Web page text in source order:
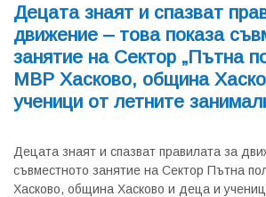
Децата знаят и спазват
движение – това показа
занятие на Сектор „Пътна
МВР Хасково, община
ученици от летните
Децата знаят и спазват правилата за
съвместното занятие на Сектор Пътна
Хасково, община Хасково и деца и